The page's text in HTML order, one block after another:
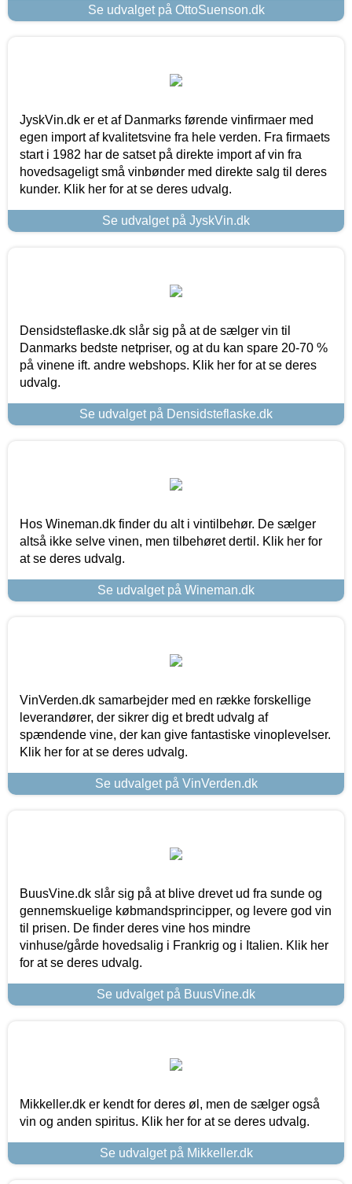
Se udvalget på OttoSuenson.dk
JyskVin.dk er et af Danmarks førende vinfirmaer med
egen import af kvalitetsvine fra hele verden. Fra firmaets
start i 1982 har de satset på direkte import af vin fra
hovedsageligt små vinbønder med direkte salg til deres
kunder. Klik her for at se deres udvalg.
Se udvalget på JyskVin.dk
Densidsteflaske.dk slår sig på at de sælger vin til
Danmarks bedste netpriser, og at du kan spare 20-70 %
på vinene ift. andre webshops. Klik her for at se deres
udvalg.
Se udvalget på Densidsteflaske.dk
Hos Wineman.dk finder du alt i vintilbehør. De sælger
altså ikke selve vinen, men tilbehøret dertil. Klik her for
at se deres udvalg.
Se udvalget på Wineman.dk
VinVerden.dk samarbejder med en række forskellige
leverandører, der sikrer dig et bredt udvalg af
spændende vine, der kan give fantastiske vinoplevelser.
Klik her for at se deres udvalg.
Se udvalget på VinVerden.dk
BuusVine.dk slår sig på at blive drevet ud fra sunde og
gennemskuelige købmandsprincipper, og levere god vin
til prisen. De finder deres vine hos mindre
vinhuse/gårde hovedsalig i Frankrig og i Italien. Klik her
for at se deres udvalg.
Se udvalget på BuusVine.dk
Mikkeller.dk er kendt for deres øl, men de sælger også
vin og anden spiritus. Klik her for at se deres udvalg.
Se udvalget på Mikkeller.dk